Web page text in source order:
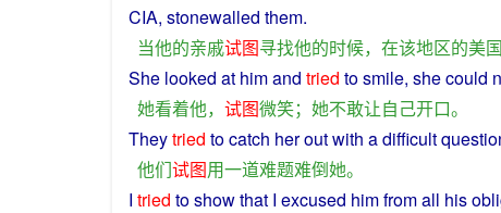
CIA, stonewalled them.
当他的亲戚试图寻找他的时候， 在该地区的美国
She looked at himand tried tosmile, shecould
她看着他， 试图微笑； 她不敢让自己开口。
Theytried to catch heroutwith adifficult
他们试图用一道难题难倒她。
I tried toshow that I excused himfromall his